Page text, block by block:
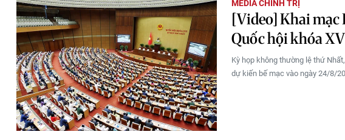
MEDIA CHÍNH TRỊ
[Video] Khai mạc
Quốc hội khóa
Kỳ họp không thường lệ thứ
dự kiến bế mạc vào ngày 24/8/